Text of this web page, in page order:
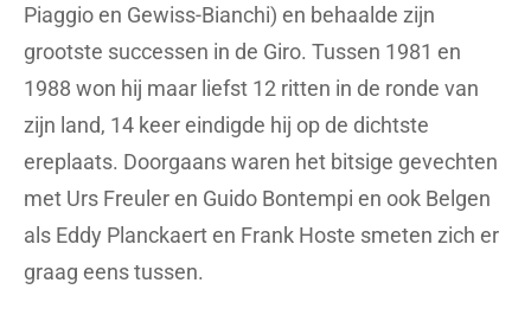
Piaggio en Gewiss-Bianchi) en behaalde zijn
grootste successen in de Giro. Tussen 1981 en
1988 won hij maar liefst 12 ritten in de ronde van
zijn land, 14 keer eindigde hij op de dichtste
ereplaats. Doorgaans waren het bitsige gevechten
met Urs Freuler en Guido Bontempi en ook Belgen
als Eddy Planckaert en Frank Hoste smeten zich er
graag eens tussen.